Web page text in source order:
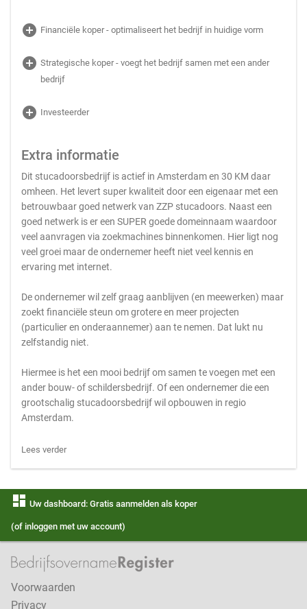
add_circle Financiële koper - optimaliseert het bedrijf in huidige vorm
add_circle Strategische koper - voegt het bedrijf samen met een ander
bedrijf
add_circle Investeerder
Extra informatie
Dit stucadoorsbedrijf is actief in Amsterdam en 30 KM daar
omheen. Het levert super kwaliteit door een eigenaar met een
betrouwbaar goed netwerk van ZZP stucadoors. Naast een
goed netwerk is er een SUPER goede domeinnaam waardoor
veel aanvragen via zoekmachines binnenkomen. Hier ligt nog
veel groei maar de ondernemer heeft niet veel kennis en
ervaring met internet.
De ondernemer wil zelf graag aanblijven (en meewerken) maar
zoekt financiële steun om grotere en meer projecten
(particulier en onderaannemer) aan te nemen. Dat lukt nu
zelfstandig niet.
Hiermee is het een mooi bedrijf om samen te voegen met een
ander bouw- of schildersbedrijf. Of een ondernemer die een
grootschalig stucadoorsbedrijf wil opbouwen in regio
Amsterdam.
Lees verder
dashboard Uw dashboard: Gratis aanmelden als koper
(of inloggen met uw account)
Voorwaarden
Privacy